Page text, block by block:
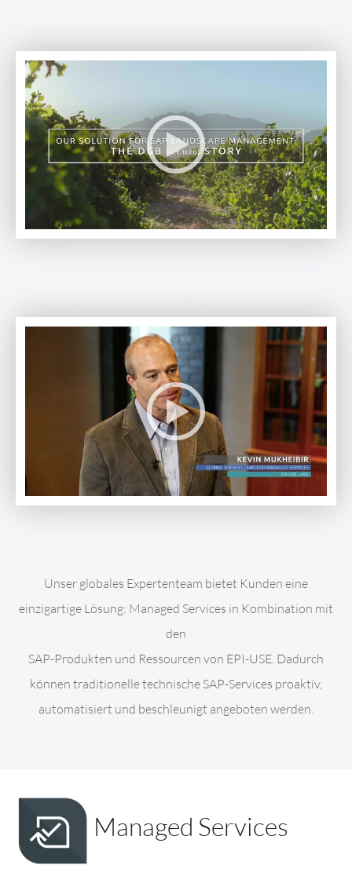
Unser globales Expertenteam bietet Kunden eine
einzigartige Lösung: Managed Services in Kombination mit
den
SAP-Produkten und Ressourcen von EPI-USE. Dadurch
können traditionelle technische SAP-Services proaktiv,
automatisiert und beschleunigt angeboten werden.
Managed Services